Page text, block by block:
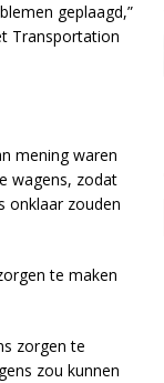
geplaagd,”
Transportation
mening waren
wagens, zodat
onklaar zouden
te maken
zorgen te
zou kunnen